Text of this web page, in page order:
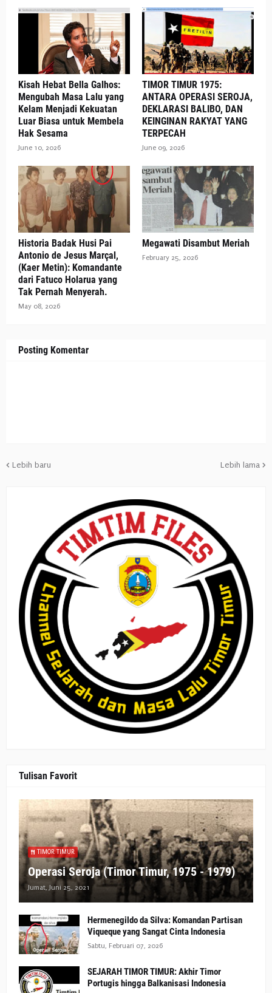
Kisah Hebat Bella Galhos:
Mengubah Masa Lalu yang
Kelam Menjadi Kekuatan
Luar Biasa untuk Membela
Hak Sesama
June 10, 2026
TIMOR TIMUR 1975:
ANTARA OPERASI SEROJA,
DEKLARASI BALIBO, DAN
KEINGINAN RAKYAT YANG
TERPECAH
June 09, 2026
Historia Badak Husi Pai
Antonio de Jesus Marçal,
(Kaer Metin): Komandante
dari Fatuco Holarua yang
Tak Pernah Menyerah.
May 08, 2026
Megawati Disambut Meriah
February 25, 2026
Posting Komentar
Lebih baru Lebih lama
Tulisan Favorit
TIMOR TIMUR
Operasi Seroja (Timor Timur, 1975 - 1979)
Jumat, Juni 25, 2021
Hermenegildo da Silva: Komandan Partisan
Viqueque yang Sangat Cinta Indonesia
Sabtu, Februari 07, 2026
SEJARAH TIMOR TIMUR: Akhir Timor
Portugis hingga Balkanisasi Indonesia